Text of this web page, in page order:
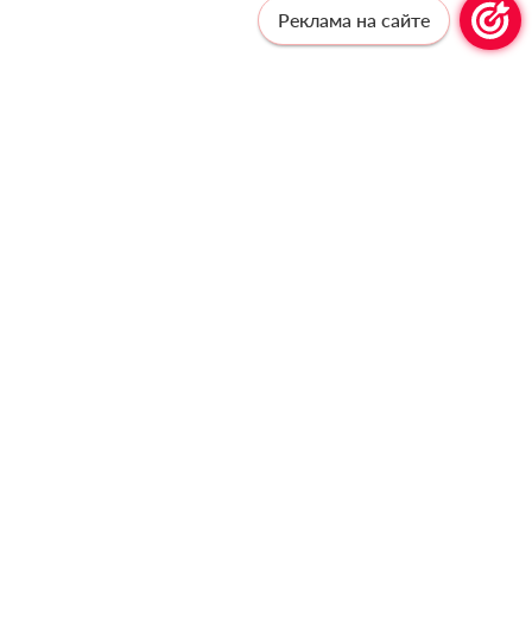
Реклама на сайте